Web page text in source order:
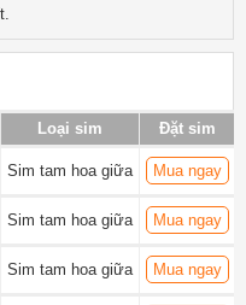
Loại sim Đặt sim
Sim tam hoa giữa Mua ngay
Sim tam hoa giữa Mua ngay
Sim tam hoa giữa Mua ngay